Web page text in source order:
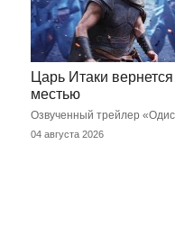
Царь Итаки вернется
местью
Озвученный трейлер
04 августа 2026